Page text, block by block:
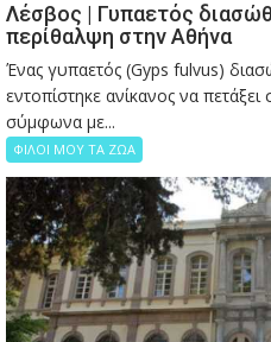
Λέσβος | Γυπαετός
περίθαλψη στην Αθήνα
Ένας γυπαετός (Gyps fulvus)
εντοπίστηκε ανίκανος να
σύμφωνα με...
ΦΙΛΟΙ ΜΟΥ ΤΑ ΖΩΑ